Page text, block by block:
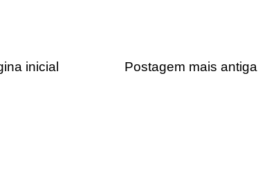
Postagem mais antiga
inicial